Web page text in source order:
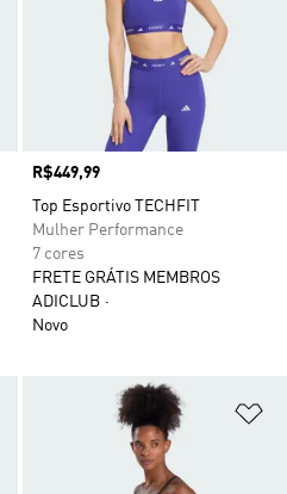
Preço
R$449,99
Top Esportivo TECHFIT
Mulher Performance
7 cores
FRETE GRÁTIS MEMBROS
ADICLUB
Novo
Adicionar à Lista de Desejos